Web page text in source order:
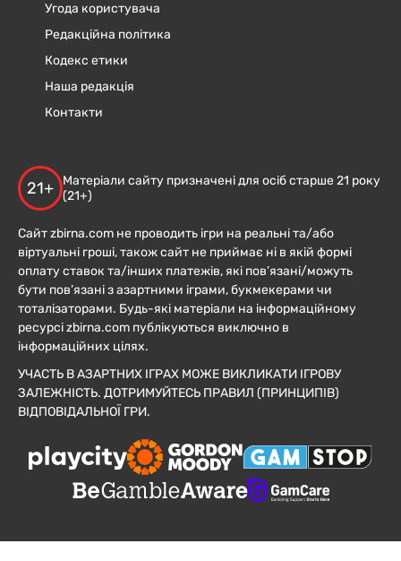
Угода користувача
Редакційна політика
Кодекс етики
Наша редакція
Контакти
21+
Матеріали сайту призначені для осіб старше 21 року
(21+)
Сайт zbirna.com не проводить ігри на реальні та/або
віртуальні гроші, також сайт не приймає ні в якій формі
оплату ставок та/інших платежів, які пов’язані/можуть
бути пов’язані з азартними іграми, букмекерами чи
тоталізаторами. Будь-які матеріали на інформаційному
ресурсі zbirna.com публікуються виключно в
інформаційних цілях.
УЧАСТЬ В АЗАРТНИХ ІГРАХ МОЖЕ ВИКЛИКАТИ ІГРОВУ
ЗАЛЕЖНІСТЬ. ДОТРИМУЙТЕСЬ ПРАВИЛ (ПРИНЦИПІВ)
ВІДПОВІДАЛЬНОЇ ГРИ.